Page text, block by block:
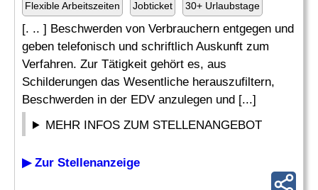
Flexible Arbeitszeiten Jobticket 30+ Urlaubstage
[. .. ] Beschwerden von Verbrauchern entgegen und
geben telefonisch und schriftlich Auskunft zum
Verfahren. Zur Tätigkeit gehört es, aus
Schilderungen das Wesentliche herauszufiltern,
Beschwerden in der EDV anzulegen und [...]
MEHR INFOS ZUM STELLENANGEBOT
▶ Zur Stellenanzeige